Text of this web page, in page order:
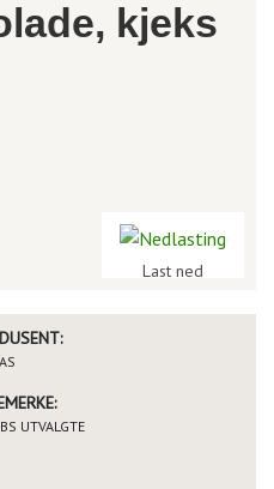
kjeks
Last ned
UTVALGTE